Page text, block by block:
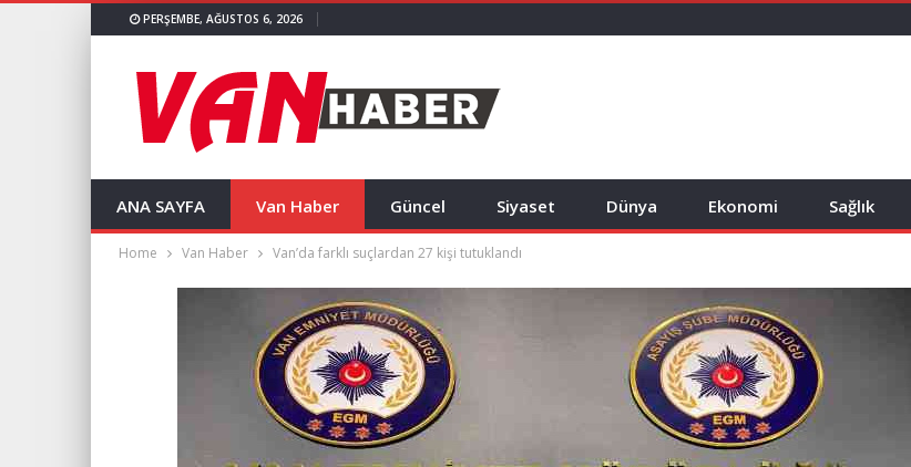
PERŞEMBE, AĞUSTOS 6, 2026
ANA SAYFA Van Haber Güncel Siyaset Dünya Ekonomi Sağlık
Home Van Haber Van’da farklı suçlardan 27 kişi tutuklandı